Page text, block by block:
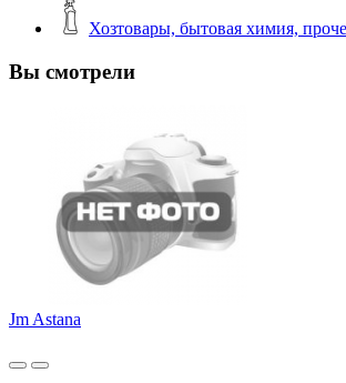
Хозтовары, бытовая химия,
Вы смотрели
Jm Astana